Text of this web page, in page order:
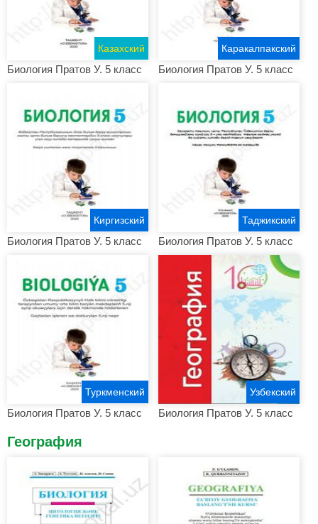
Биология Пратов У. 5 класс
Казахский
Биология Пратов У. 5 класс
Каракалпакский
Биология Пратов У. 5 класс
Киргизский
Биология Пратов У. 5 класс
Таджикский
Биология Пратов У. 5 класс
Туркменский
Биология Пратов У. 5 класс
Узбекский
География